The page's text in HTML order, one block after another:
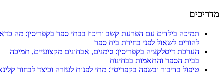
מדריכים
תמיכה בילדים עם הפרעת קשב וריכוז בבתי ספר בקפריסין: מה כדאי
להורים לשאול לפני בחירת בית ספר
הערכת דיסלקציה בקפריסין: סימנים, אבחונים מקצועיים, תמיכה
בבית הספר והתאמות בבחינות
טיפול בדיבור ובשפה בקפריסין: מתי לפנות לעזרה וכיצד לבחור קלינאי